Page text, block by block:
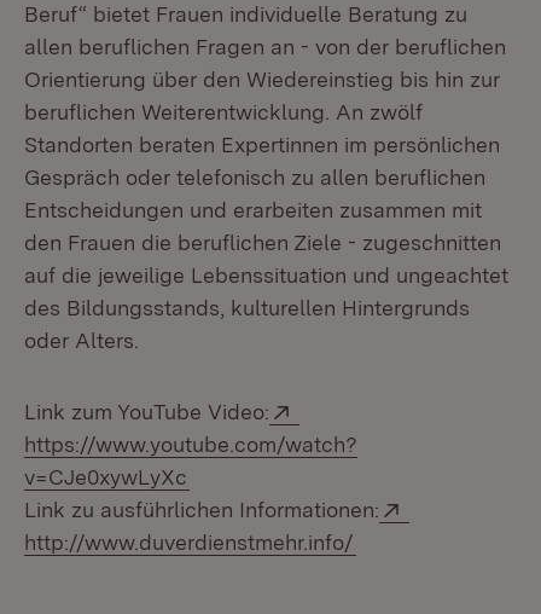
Beruf“ bietet Frauen individuelle Beratung zu
allen beruflichen Fragen an - von der beruflichen
Orientierung über den Wiedereinstieg bis hin zur
beruflichen Weiterentwicklung. An zwölf
Standorten beraten Expertinnen im persönlichen
Gespräch oder telefonisch zu allen beruflichen
Entscheidungen und erarbeiten zusammen mit
den Frauen die beruflichen Ziele - zugeschnitten
auf die jeweilige Lebenssituation und ungeachtet
des Bildungsstands, kulturellen Hintergrunds
oder Alters.
Link zum YouTube Video:
https://www.youtube.com/watch?
v=CJe0xywLyXc
Link zu ausführlichen Informationen:
http://www.duverdienstmehr.info/